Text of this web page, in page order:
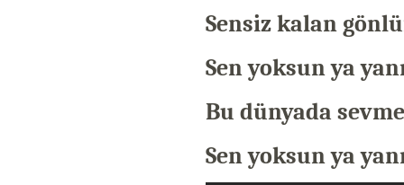
Sensiz kalan
Sen yoksun ya
Bu dünyada
Sen yoksun ya